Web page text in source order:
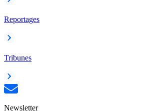
Reportages
Tribunes
Newsletter